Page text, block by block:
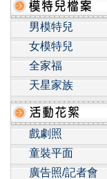
男模特兒
女模特兒
全家福
天星家族
戲劇照
童裝平面
廣告照/記者會